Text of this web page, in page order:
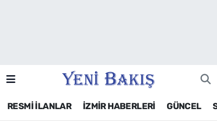
RESMİ İLANLAR İZMİR HABERLERİ GÜNCEL
Siyaset